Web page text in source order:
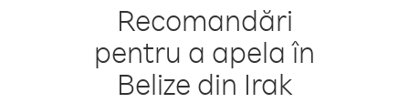
Recomandări
pentru a apela în
Belize din Irak